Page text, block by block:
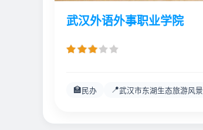
武汉外语外事职业学院
🏫 民办 📍武汉市东湖生态旅游风景